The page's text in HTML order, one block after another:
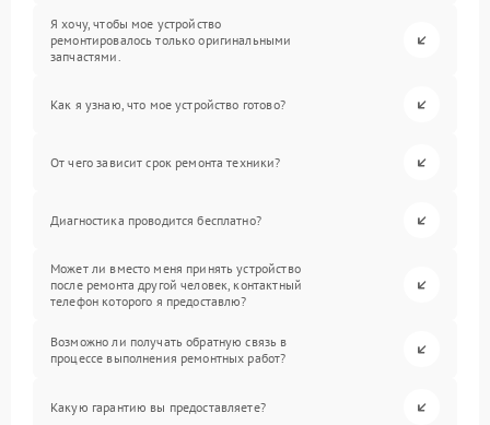
Я хочу, чтобы мое устройство
ремонтировалось только оригинальными
запчастями.
Как я узнаю, что мое устройство готово?
От чего зависит срок ремонта техники?
Диагностика проводится бесплатно?
Может ли вместо меня принять устройство
после ремонта другой человек, контактный
телефон которого я предоставлю?
Возможно ли получать обратную связь в
процессе выполнения ремонтных работ?
Какую гарантию вы предоставляете?